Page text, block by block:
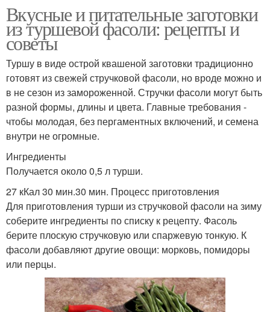
Вкусные и питательные заготовки
из туршевой фасоли: рецепты и
советы
Туршу в виде острой квашеной заготовки традиционно
готовят из свежей стручковой фасоли, но вроде можно и
в не сезон из замороженной. Стручки фасоли могут быть
разной формы, длины и цвета. Главные требования -
чтобы молодая, без пергаментных включений, и семена
внутри не огромные.
Ингредиенты
Получается около 0,5 л турши.
27 кКал 30 мин.30 мин. Процесс приготовления
Для приготовления турши из стручковой фасоли на зиму
соберите ингредиенты по списку к рецепту. Фасоль
берите плоскую стручковую или спаржевую тонкую. К
фасоли добавляют другие овощи: морковь, помидоры
или перцы.